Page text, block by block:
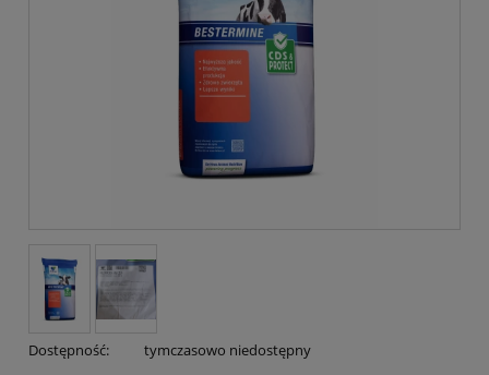
Dostępność: tymczasowo niedostępny